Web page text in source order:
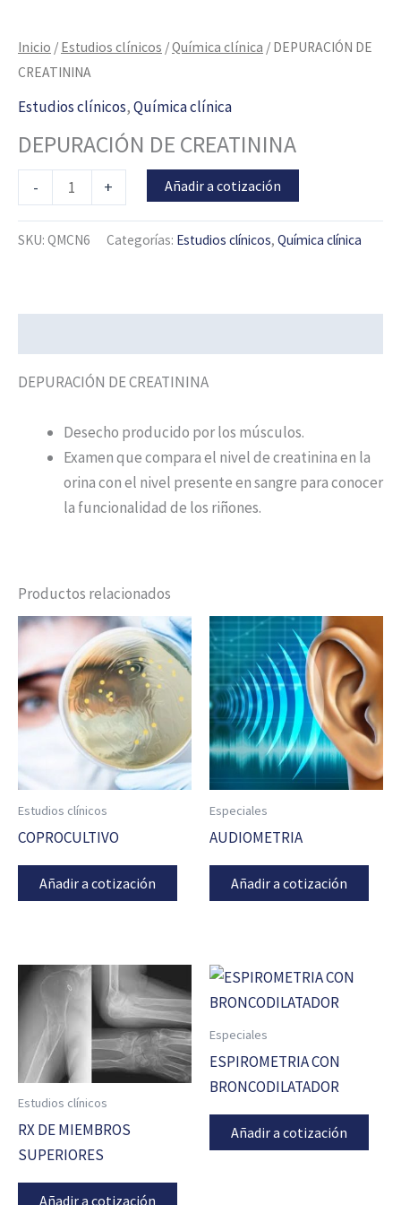
Inicio / Estudios clínicos /Química clínica / DEPURACIÓN DE
CREATININA
Estudios clínicos,Química clínica
DEPURACIÓN DE CREATININA
- + Añadir a cotización
SKU: QMCN6 Categorías: Estudios clínicos, Química clínica
DEPURACIÓN DE CREATININA
Desecho producido por los músculos.
Examen que compara el nivel de creatinina en la
orina con el nivel presente en sangre para conocer
la funcionalidad de los riñones.
Productos relacionados
Estudios clínicos
COPROCULTIVO
Añadir a cotización
Especiales
AUDIOMETRIA
Añadir a cotización
Estudios clínicos
RX DE MIEMBROS
SUPERIORES
Añadir a cotización
Especiales
ESPIROMETRIA CON
BRONCODILATADOR
Añadir a cotización